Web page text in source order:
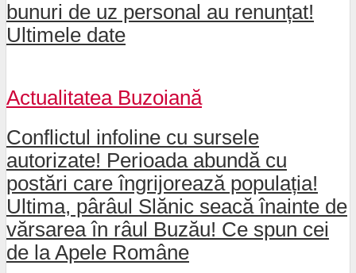
bunuri de uz personal au renunțat!
Ultimele date
Actualitatea Buzoiană
Conflictul infoline cu sursele
autorizate! Perioada abundă cu
postări care îngrijorează populația!
Ultima, pârâul Slănic seacă înainte de
vărsarea în râul Buzău! Ce spun cei
de la Apele Române